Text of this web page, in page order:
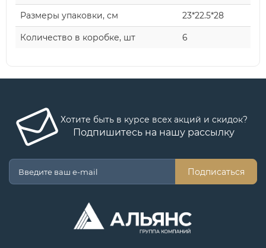
Размеры упаковки, см 23*22.5*28
Количество в коробке, шт 6
Хотите быть в курсе всех акций и скидок?
Подпишитесь на нашу рассылку
Подписаться